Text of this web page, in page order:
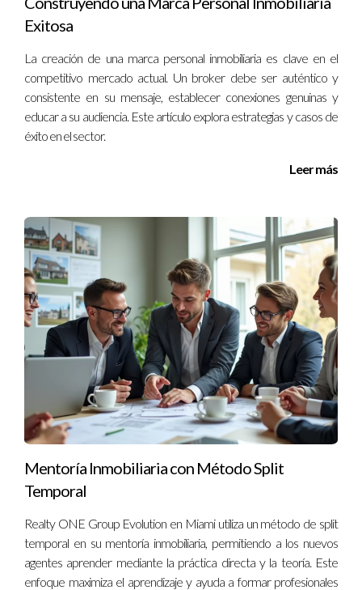
personalizado, no dudes en ponerte en contacto conmigo al
Exitosa
La creación de una marca personal inmobiliaria es clave en el
competitivo mercado actual. Un broker debe ser auténtico y
consistente en su mensaje, establecer conexiones genuinas y
educar a su audiencia. Este artículo explora estrategias y casos de
éxito en el sector.
Leer más
Mentoría Inmobiliaria con Método Split
Temporal
Realty ONE Group Evolution en Miami utiliza un método de split
temporal en su mentoría inmobiliaria, permitiendo a los nuevos
agentes aprender mediante la práctica directa y la teoría. Este
enfoque maximiza el aprendizaje y ayuda a formar profesionales